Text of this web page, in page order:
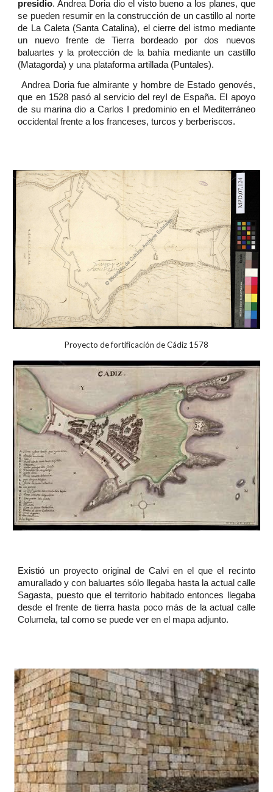
presidio. Andrea Doria dio el visto bueno a los planes, que
se pueden resumir en la construcción de un castillo al norte
de La Caleta (Santa Catalina), el cierre del istmo mediante
un nuevo frente de Tierra bordeado por dos nuevos
baluartes y la protección de la bahía mediante un castillo
(Matagorda) y una plataforma artillada (Puntales).
Andrea Doria fue almirante y hombre de Estado genovés,
que en 1528 pasó al servicio del reyI de España. El apoyo
de su marina dio a Carlos I predominio en el Mediterráneo
occidental frente a los franceses, turcos y berberiscos.
Proyecto de fortificación de Cádiz 1578
Existió un proyecto original de Calvi en el que el recinto
amurallado y con baluartes sólo llegaba hasta la actual calle
Sagasta, puesto que el territorio habitado entonces llegaba
desde el frente de tierra hasta poco más de la actual calle
Columela, tal como se puede ver en el mapa adjunto.